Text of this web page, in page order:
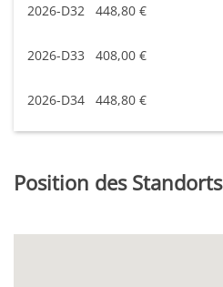
2026-D32 448,80 €
2026-D33 408,00 €
2026-D34 448,80 €
Position des Standorts